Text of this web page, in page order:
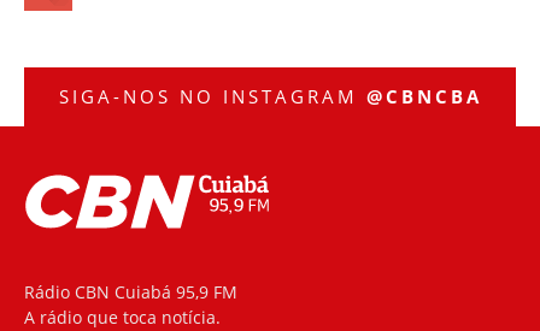
SIGA-NOS NO INSTAGRAM @CBNCBA
Rádio CBN Cuiabá 95,9 FM
A rádio que toca notícia.